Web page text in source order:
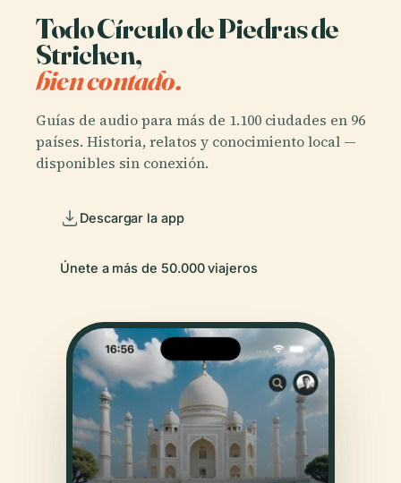
Todo Círculo de Piedras de
Strichen,
bien contado.
Guías de audio para más de 1.100 ciudades en 96
países. Historia, relatos y conocimiento local —
disponibles sin conexión.
Descargar la app
Únete a más de 50.000 viajeros